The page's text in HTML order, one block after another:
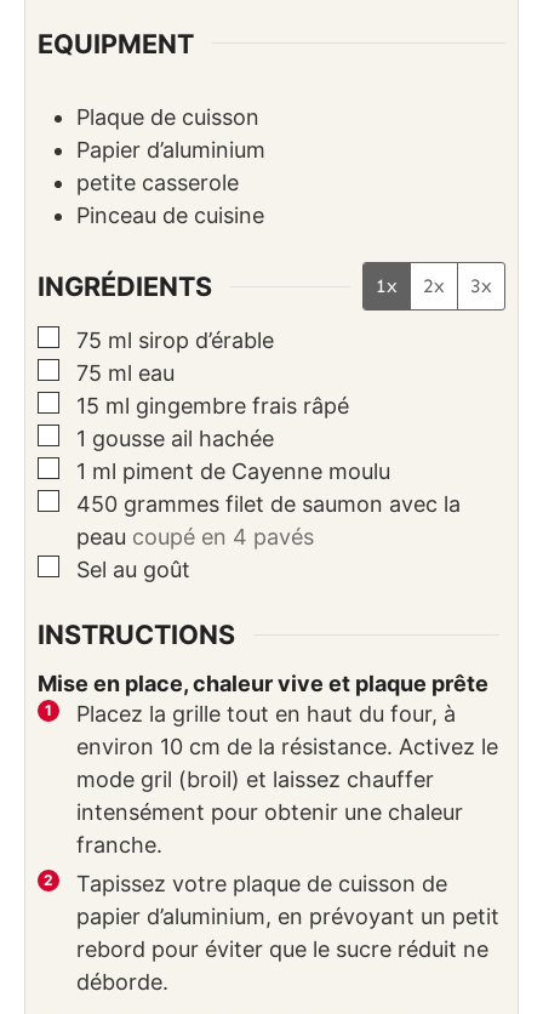
EQUIPMENT
Plaque de cuisson
Papier d’aluminium
petite casserole
Pinceau de cuisine
INGRÉDIENTS 1x 2x 3x
▢
75 ml sirop d’érable
▢
75 ml eau
▢
15 ml gingembre frais râpé
▢
1 gousse ail hachée
▢
1 ml piment de Cayenne moulu
▢
450 grammes filet de saumon avec la
peau coupé en 4 pavés
▢
Sel au goût
INSTRUCTIONS
Mise en place, chaleur vive et plaque prête
Placez la grille tout en haut du four, à
environ 10 cm de la résistance. Activez le
mode gril (broil) et laissez chauffer
intensément pour obtenir une chaleur
franche.
Tapissez votre plaque de cuisson de
papier d’aluminium, en prévoyant un petit
rebord pour éviter que le sucre réduit ne
déborde.